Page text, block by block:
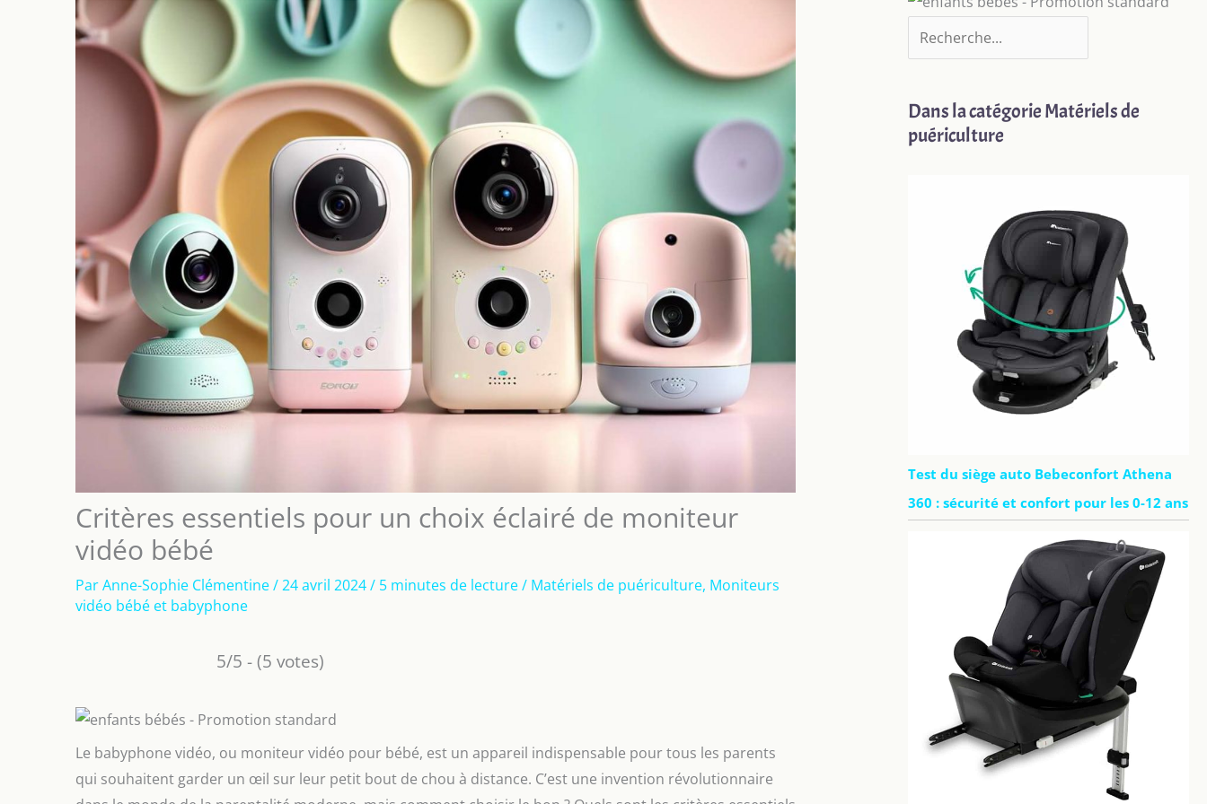
Critères essentiels pour un choix éclairé de moniteur
vidéo bébé
ParAnne-Sophie Clémentine/24 avril 2024/ 5 minutes de lecture/ Matériels de puériculture, Moniteurs
vidéo bébé et babyphone
5/5 - (5 votes)
Le babyphone vidéo, ou moniteur vidéo pour bébé, est un appareil indispensable pour tous les parents
qui souhaitent garder un œil sur leur petit bout de chou à distance. C’est une invention révolutionnaire
Dans la catégorie Matériels de
puériculture
Test du siège auto Bebeconfort Athena
360 : sécurité et confort pour les 0-12 ans